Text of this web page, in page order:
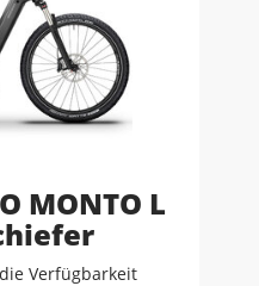
MONTO L
Verfügbarkeit